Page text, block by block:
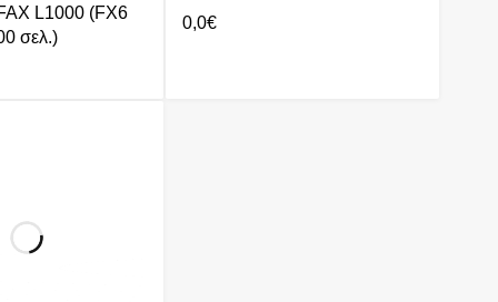
L1000 (FX6
σελ.)
0,0€